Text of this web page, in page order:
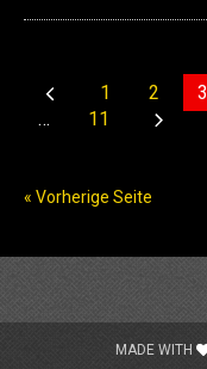
1 2 3
…
11
« Vorherige Seite
MADE WITH